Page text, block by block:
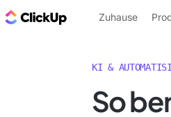
ClickUp Blog
Zuhause
KI &
So